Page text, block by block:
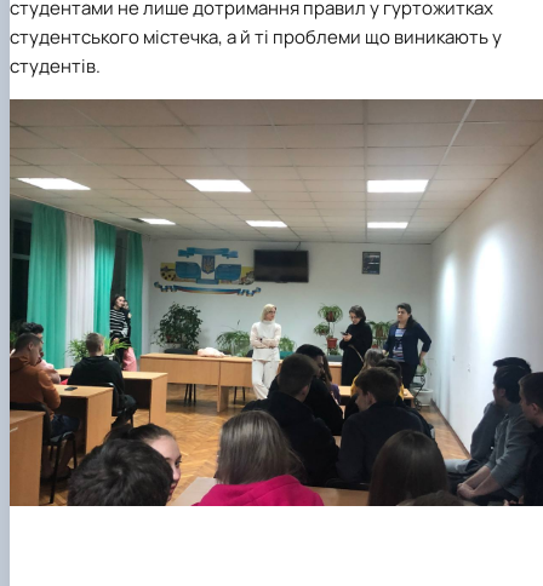
студентами не лише дотримання правил у гуртожитках
студентського містечка, а й ті проблеми що виникають у
студентів.